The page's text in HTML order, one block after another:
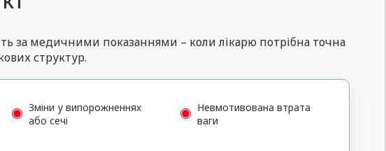
за медичними показаннями – коли лікарю потрібна точна
структур.
Зміни у випорожненнях
або сечі
Невмотивована втрата
ваги